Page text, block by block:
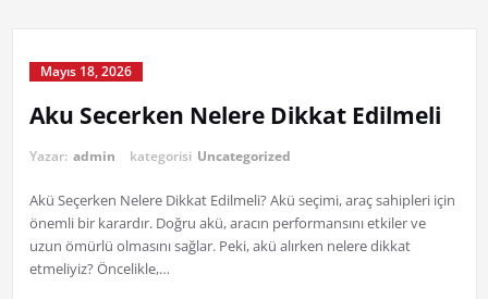
Mayıs 18, 2026
Aku Secerken Nelere Dikkat Edilmeli
Yazar: admin kategorisi Uncategorized
Akü Seçerken Nelere Dikkat Edilmeli? Akü seçimi, araç sahipleri için
önemli bir karardır. Doğru akü, aracın performansını etkiler ve
uzun ömürlü olmasını sağlar. Peki, akü alırken nelere dikkat
etmeliyiz? Öncelikle,…